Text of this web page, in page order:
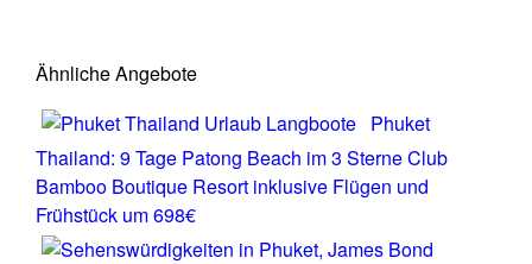
Ähnliche Angebote
Phuket
Thailand: 9 Tage Patong Beach im 3 Sterne Club
Bamboo Boutique Resort inklusive Flügen und
Frühstück um 698€